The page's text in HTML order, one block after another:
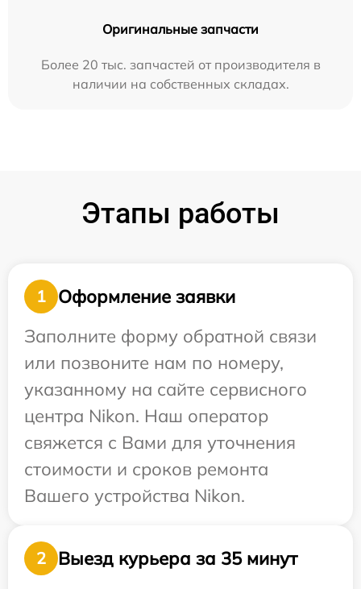
Оригинальные запчасти
Более 20 тыс. запчастей от производителя в
наличии на собственных складах.
Этапы работы
1
Оформление заявки
Заполните форму обратной связи
или позвоните нам по номеру,
указанному на сайте сервисного
центра Nikon. Наш оператор
свяжется с Вами для уточнения
стоимости и сроков ремонта
Вашего устройства Nikon.
2
Выезд курьера за 35 минут